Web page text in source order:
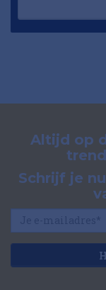
Altijd op
Schrijf je